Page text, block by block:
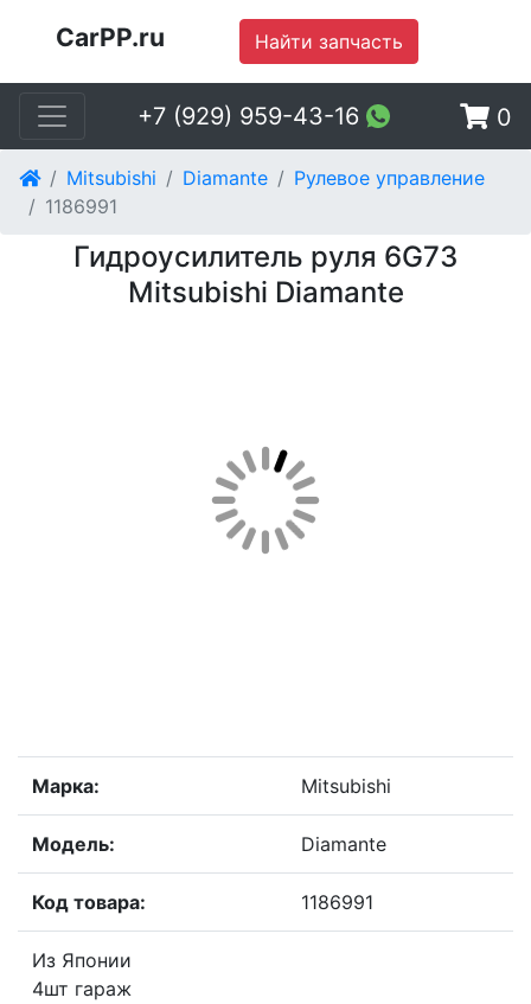
CarPP.ru Найти запчасть
+7 (929) 959-43-16 0
Mitsubishi Diamante
Рулевое управление
1186991
Гидроусилитель руля 6G73
Mitsubishi Diamante
Марка: Mitsubishi
Модель: Diamante
Код товара: 1186991
Из Японии
4шт гараж